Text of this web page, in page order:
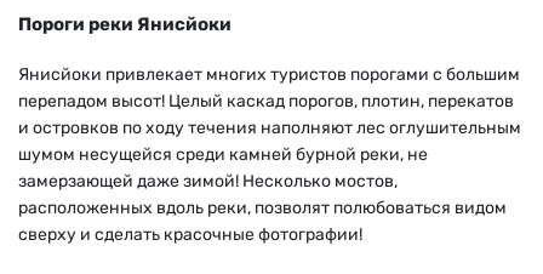
Пороги реки Янисйоки
Янисйоки привлекает многих туристов порогами с большим
перепадом высот! Целый каскад порогов, плотин, перекатов
и островков по ходу течения наполняют лес оглушительным
шумом несущейся среди камней бурной реки, не
замерзающей даже зимой! Несколько мостов,
расположенных вдоль реки, позволят полюбоваться видом
сверху и сделать красочные фотографии!